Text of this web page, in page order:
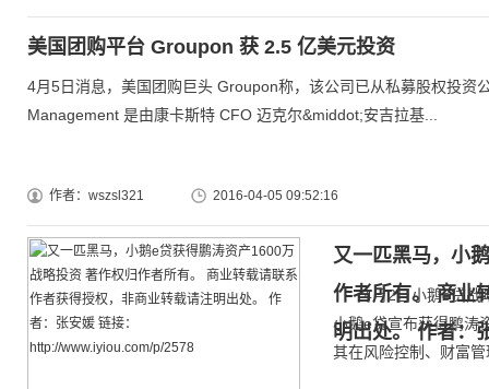
美国团购平台 Groupon 获 2.5 亿美元投资
4月5日消息，美国团购巨头 Groupon称，该公司已从私募股权投
Management 是由康卡斯特 CFO 迈克尔&middot;安吉拉基...
作者：wszsl321 2016-04-05 09:52:16
又一匹黑马，小
作者所有。 商业
明出处。 作者：
4月2日小鹅e贷战略
小鹅e贷宣布获得鹏涛
其在风险控制、财富